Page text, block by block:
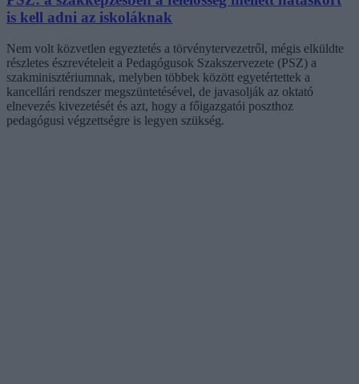
is kell adni az iskoláknak
Nem volt közvetlen egyeztetés a törvénytervezetről, mégis elküldte
részletes észrevételeit a Pedagógusok Szakszervezete (PSZ) a
szakminisztériumnak, melyben többek között egyetértettek a
kancellári rendszer megszüntetésével, de javasolják az oktató
elnevezés kivezetését és azt, hogy a főigazgatói poszthoz
pedagógusi végzettségre is legyen szükség.